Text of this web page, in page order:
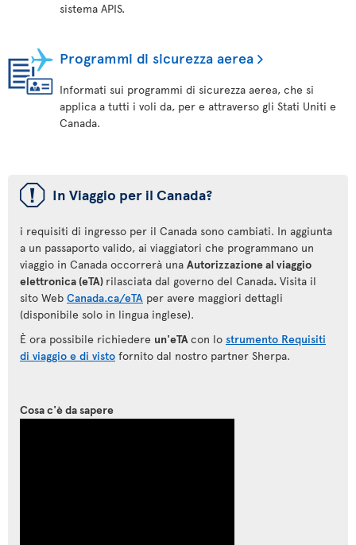
sistema APIS.
Programmi di sicurezza aerea
Informati sui programmi di sicurezza aerea, che si
applica a tutti i voli da, per e attraverso gli Stati Uniti e
Canada.
ü In Viaggio per il Canada?
i requisiti di ingresso per il Canada sono cambiati. In aggiunta
a un passaporto valido, ai viaggiatori che programmano un
viaggio in Canada occorrerà una Autorizzazione al viaggio
elettronica (eTA) rilasciata dal governo del Canada. Visita il
sito Web Canada.ca/eTA per avere maggiori dettagli
(disponibile solo in lingua inglese).
È ora possibile richiedere un'eTAcon lo strumento Requisiti
di viaggio e di visto fornito dal nostro partner Sherpa.
Cosa c'è da sapere